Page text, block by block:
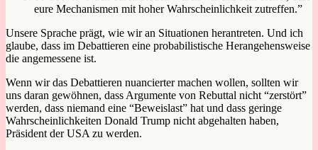
eure Mechanismen mit hoher Wahrscheinlichkeit zutreffen.”
Unsere Sprache prägt, wie wir an Situationen herantreten. Und ich
glaube, dass im Debattieren eine probabilistische Herangehensweise
die angemessene ist.
Wenn wir das Debattieren nuancierter machen wollen, sollten wir
uns daran gewöhnen, dass Argumente von Rebuttal nicht “zerstört”
werden, dass niemand eine “Beweislast” hat und dass geringe
Wahrscheinlichkeiten Donald Trump nicht abgehalten haben,
Präsident der USA zu werden.